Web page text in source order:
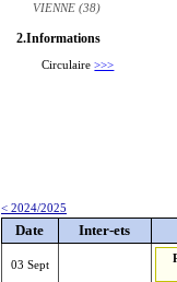
VIENNE (38)
2.Informations
Circulaire>>>
< 2024/2025
Date Inter-ets
03 Sept